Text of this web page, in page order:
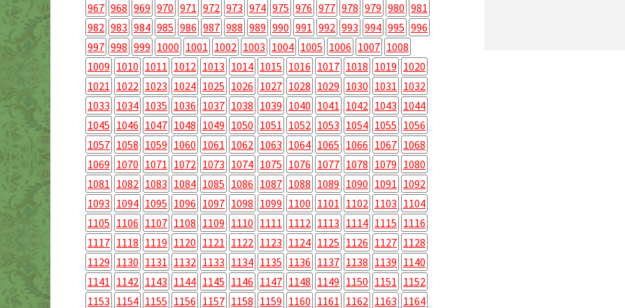
967 968 969 970 971 972 973 974 975 976 977 978 979 980 981
982 983 984 985 986 987 988 989 990 991 992 993 994 995 996
997 998 999 1000 1001 1002 1003 1004 1005 1006 1007 1008
1009 1010 1011 1012 1013 1014 1015 1016 1017 1018 1019 1020
1021 1022 1023 1024 1025 1026 1027 1028 1029 1030 1031 1032
1033 1034 1035 1036 1037 1038 1039 1040 1041 1042 1043 1044
1045 1046 1047 1048 1049 1050 1051 1052 1053 1054 1055 1056
1057 1058 1059 1060 1061 1062 1063 1064 1065 1066 1067 1068
1069 1070 1071 1072 1073 1074 1075 1076 1077 1078 1079 1080
1081 1082 1083 1084 1085 1086 1087 1088 1089 1090 1091 1092
1093 1094 1095 1096 1097 1098 1099 1100 1101 1102 1103 1104
1105 1106 1107 1108 1109 1110 1111 1112 1113 1114 1115 1116
1117 1118 1119 1120 1121 1122 1123 1124 1125 1126 1127 1128
1129 1130 1131 1132 1133 1134 1135 1136 1137 1138 1139 1140
1141 1142 1143 1144 1145 1146 1147 1148 1149 1150 1151 1152
1153 1154 1155 1156 1157 1158 1159 1160 1161 1162 1163 1164